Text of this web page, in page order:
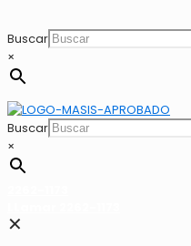
Buscar
×
Buscar
×
✕